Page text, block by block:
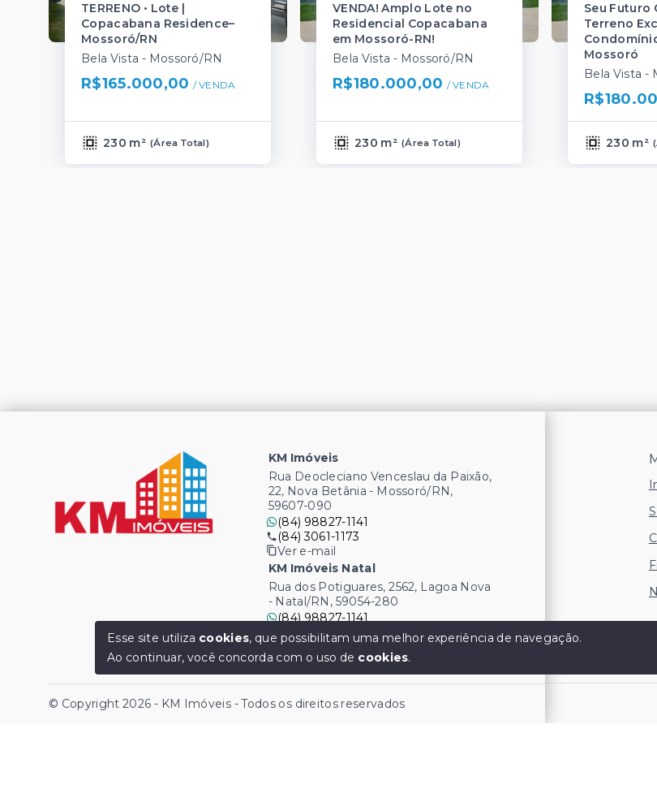
TERRENO • Lote |
Copacabana Residence–
Mossoró/RN
Bela Vista - Mossoró/RN
R$165.000,00 / VENDA
230 m² (Área Total)
VENDA! Amplo Lote no
Residencial Copacabana
em Mossoró-RN!
Bela Vista - Mossoró/RN
R$180.000,00 / VENDA
230 m² (Área Total)
Seu Futuro
Terreno
Mossoró
Bela Vista -
230 m² (
KM Imóveis
Rua Deocleciano Venceslau da Paixão,
22, Nova Betânia - Mossoró/RN,
59607-090
(84) 98827-1141
(84) 3061-1173
Ver e-mail
KM Imóveis Natal
Rua dos Potiguares, 2562, Lagoa Nova
- Natal/RN, 59054-280
(84) 98827-1141
(84) 3061-1173
Ver e-mail
© Copyright 2026 - KM Imóveis - Todos os direitos reservados
Esse site utiliza cookies, que possibilitam uma melhor experiência de navegação.
Ao continuar, você concorda com o uso de cookies.